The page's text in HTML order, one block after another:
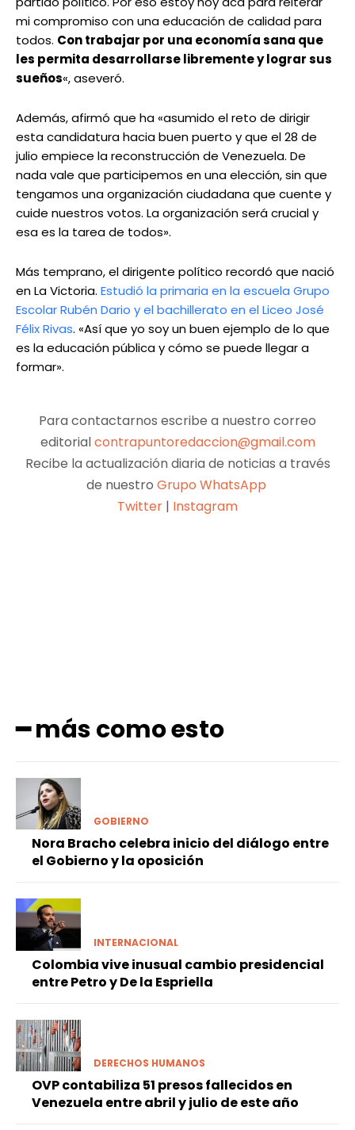
mi compromiso con una educación de calidad para
todos. Con trabajar por una economía sana que
les permita desarrollarse libremente y lograr sus
sueños«, aseveró.
Además, afirmó que ha «asumido el reto de dirigir
esta candidatura hacia buen puerto y que el 28 de
julio empiece la reconstrucción de Venezuela. De
nada vale que participemos en una elección, sin que
tengamos una organización ciudadana que cuente y
cuide nuestros votos. La organización será crucial y
esa es la tarea de todos».
Más temprano, el dirigente político recordó que nació
en La Victoria. Estudió la primaria en la escuela Grupo
Escolar Rubén Dario y el bachillerato en el Liceo José
Félix Rivas. «Así que yo soy un buen ejemplo de lo que
es la educación pública y cómo se puede llegar a
formar».
Para contactarnos escribe a nuestro correo
editorialcontrapuntoredaccion@gmail.com
Recibe la actualización diaria de noticias a través
de nuestro Grupo WhatsApp
Twitter | Instagram
━ más como esto
GOBIERNO
Nora Bracho celebra inicio del diálogo entre
el Gobierno y la oposición
INTERNACIONAL
Colombia vive inusual cambio presidencial
entre Petro y De la Espriella
DERECHOS HUMANOS
OVP contabiliza 51 presos fallecidos en
Venezuela entre abril y julio de este año